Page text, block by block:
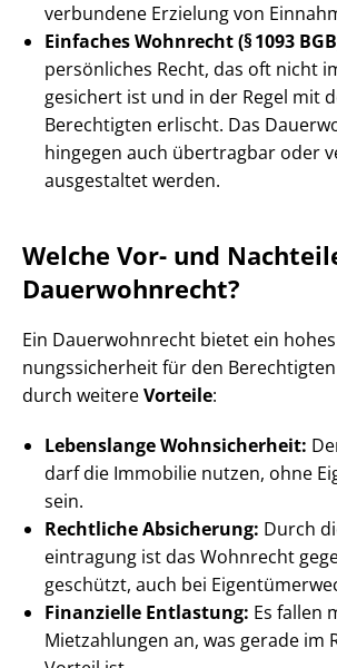
verbundene Erzielung von
Einfaches Wohnrecht (§ 1093
persönliches Recht, das oft nicht
gesichert ist und in der Regel mit
Berechtigten erlischt. Das
hingegen auch übertragbar oder
ausgestaltet werden.
Welche Vor- und
Dauerwohnrecht?
Ein Dauerwohnrecht bietet ein
nungs­si­cher­heit für den
durch weitereVorteile:
Lebenslange Wohnsicherheit:
darf die Immobilie nutzen, ohne
sein.
Rechtliche Absicherung: Durch
ein­tra­gung ist das Wohnrecht
geschützt, auch bei
Finanzielle Entlastung: Es fallen
Mietzahlungen an, was gerade im